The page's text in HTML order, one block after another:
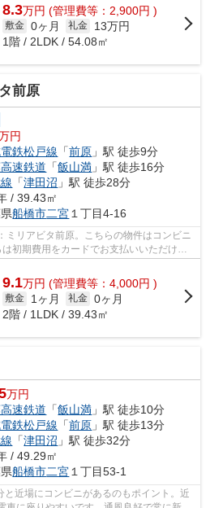
8.3万円 (管理費等：2,900円 )
敷金 0ヶ月 礼金
13万円
1階 / 2LDK / 54.08㎡
前原
円
鉄松戸線 「前原 」駅 徒歩9分
速鉄道 「飯山満 」駅 徒歩16分
「津田沼 」駅 徒歩28分
/ 39.43㎡
船橋市二宮 １丁目4-16
ミリアビタ前原。こちらの物件はコンビニ
初期費用をカードでお支払いいただける
トです...
9.1万円 (管理費等：4,000円 )
敷金 1ヶ月 礼金 0ヶ月
2階 / 1LDK / 39.43㎡
万円
速鉄道 「飯山満 」駅 徒歩10分
鉄松戸線 「前原 」駅 徒歩13分
「津田沼 」駅 徒歩32分
/ 49.29㎡
船橋市二宮 １丁目53-1
と近場にコンビニがあるのもポイント。近